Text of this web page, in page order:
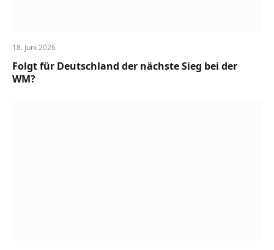
18. Juni 2026
Folgt für Deutschland der nächste Sieg bei der
WM?